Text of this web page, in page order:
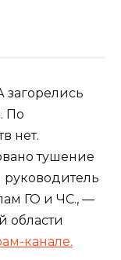
загорелись
По
нет.
тушение
руководитель
ГО и ЧС., —
области
канале.